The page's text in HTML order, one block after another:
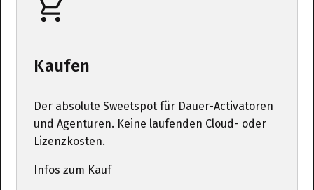
Kaufen
Der absolute Sweetspot für Dauer-Activatoren
und Agenturen. Keine laufenden Cloud- oder
Lizenzkosten.
Infos zum Kauf